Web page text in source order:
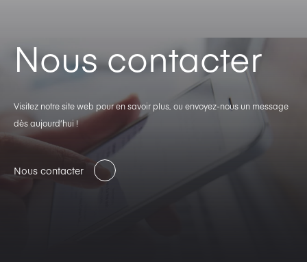
Nous contacter
Visitez notre site web pour en savoir plus, ou envoyez-nous un message
dès aujourd’hui !
Nous contacter